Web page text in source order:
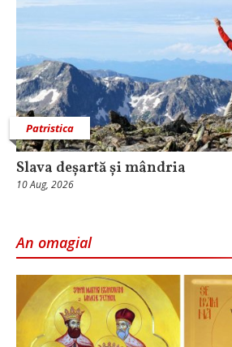
Patristica
Slava deșartă și mândria
10 Aug, 2026
An omagial